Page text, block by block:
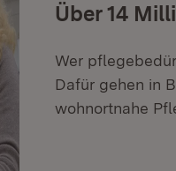
Über 14
Wer
Dafür gehen in
wohnortnahe